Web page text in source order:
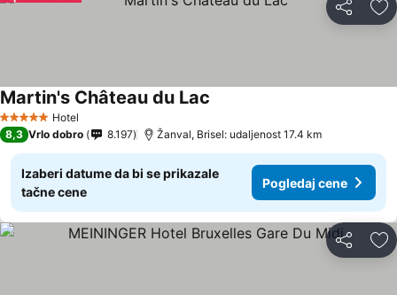
Deli
5 ZvezdiceHotel
Martin's Château du Lac
8,3 Vrlo dobro 8.197 Žanval, Brisel: udaljenost 17.4 km
Izaberi datume da bi se prikazale
tačne cene
Pogledaj cene
Deli